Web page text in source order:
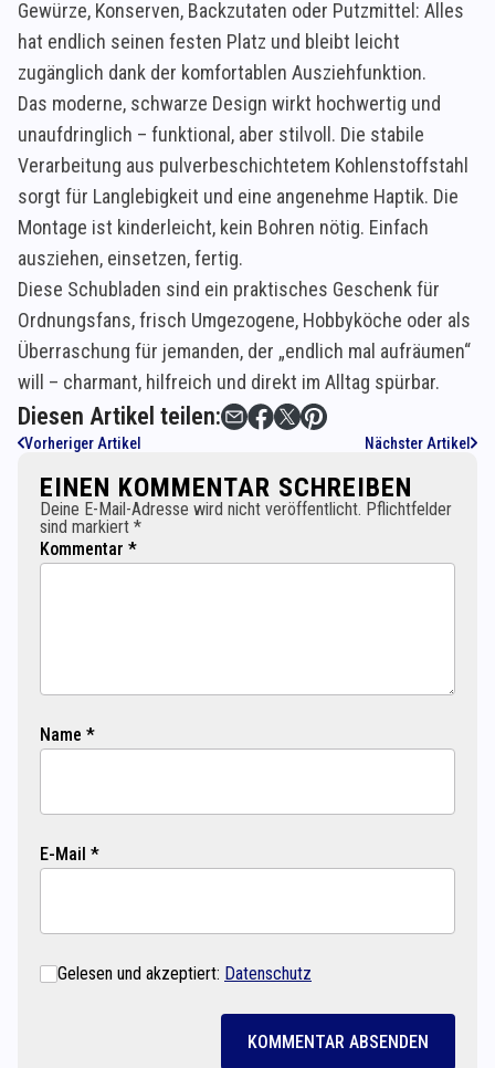
Gewürze, Konserven, Backzutaten oder Putzmittel: Alles
hat endlich seinen festen Platz und bleibt leicht
zugänglich dank der komfortablen Ausziehfunktion.
Das moderne, schwarze Design wirkt hochwertig und
unaufdringlich – funktional, aber stilvoll. Die stabile
Verarbeitung aus pulverbeschichtetem Kohlenstoffstahl
sorgt für Langlebigkeit und eine angenehme Haptik. Die
Montage ist kinderleicht, kein Bohren nötig. Einfach
ausziehen, einsetzen, fertig.
Diese Schubladen sind ein praktisches Geschenk für
Ordnungsfans, frisch Umgezogene, Hobbyköche oder als
Überraschung für jemanden, der „endlich mal aufräumen“
will – charmant, hilfreich und direkt im Alltag spürbar.
Diesen Artikel teilen:
Vorheriger Artikel Nächster Artikel
EINEN KOMMENTAR SCHREIBEN
Deine E-Mail-Adresse wird nicht veröffentlicht. Pflichtfelder
sind markiert *
Kommentar *
Name *
E-Mail *
Gelesen und akzeptiert: Datenschutz
KOMMENTAR ABSENDEN